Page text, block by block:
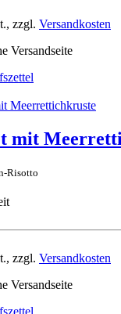
, zzgl. Versandkosten
Versandseite
mit
Risotto
, zzgl. Versandkosten
Versandseite